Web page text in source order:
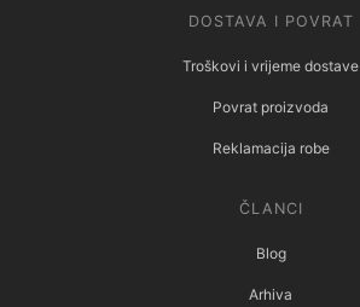
DOSTAVA I POVRAT
Troškovi i vrijeme dostave
Povrat proizvoda
Reklamacija robe
ČLANCI
Blog
Arhiva